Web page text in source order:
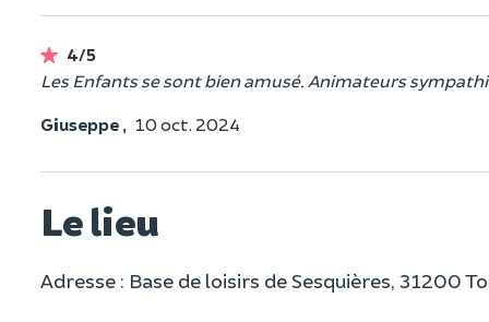
4/5
Les Enfants se sont bien amusé. Animateurs
Giuseppe , 10 oct. 2024
Le lieu
Adresse : Base de loisirs de Sesquières, 31200